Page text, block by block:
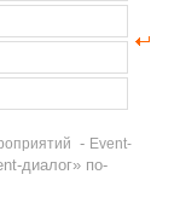
- Event-
диалог» по-